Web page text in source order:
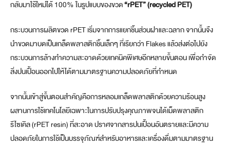
กลับมาใช้ใหม่ได้ 100% ในรูปแบบของขวด“rPET” (recycled PET)
กระบวนการผลิตขวด rPET เริ่มจากการแยกชิ้นส่วนฝาและฉลาก จากนั้นจึง
นำขวดมาบดเป็นเกล็ดพลาสติกชิ้นเล็กๆ ที่เรียกว่า Flakes แล้วส่งต่อไปยัง
กระบวนการล้างทำความสะอาดด้วยเทคนิคพิเศษอีกหลายขั้นตอน เพื่อกำจัด
สิ่งปนเปื้อนออกไปให้ได้ตามมาตรฐานความปลอดภัยที่กำหนด
จากนั้นเข้าสู่ขั้นตอนสำคัญคือการหลอมเกล็ดพลาสติกด้วยความร้อนสูง
ผสานการใช้เทคโนโลยีเฉพาะในการปรับปรุงคุณภาพจนได้เม็ดพลาสติก
รีไซเคิล (rPET resin) ที่สะอาด ปราศจากสารปนเปื้อนอันตรายและมีความ
ปลอดภัยในการใช้เป็นบรรจุภัณฑ์สำหรับอาหารและเครื่องดื่มตามมาตรฐาน